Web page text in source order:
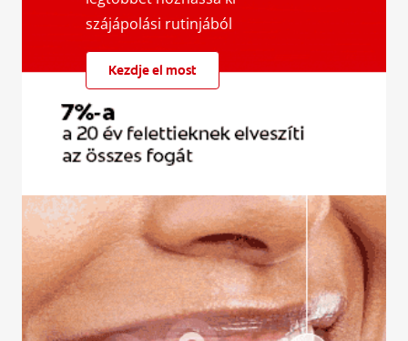
szájápolási rutinjából
Kezdje el most